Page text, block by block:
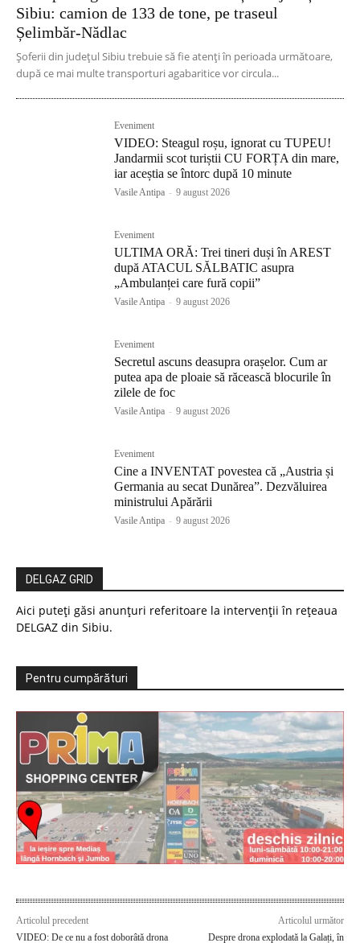
Sibiu: camion de 133 de tone, pe traseul
Șelimbăr-Nădlac
Șoferii din județul Sibiu trebuie să fie atenți în perioada următoare,
după ce mai multe transporturi agabaritice vor circula...
Eveniment
VIDEO: Steagul roșu, ignorat cu TUPEU!
Jandarmii scot turiștii CU FORȚA din mare,
iar aceștia se întorc după 10 minute
Vasile Antipa - 9 august 2026
Eveniment
ULTIMA ORĂ: Trei tineri duși în AREST
după ATACUL SĂLBATIC asupra
„Ambulanței care fură copii”
Vasile Antipa - 9 august 2026
Eveniment
Secretul ascuns deasupra orașelor. Cum ar
putea apa de ploaie să răcească blocurile în
zilele de foc
Vasile Antipa - 9 august 2026
Eveniment
Cine a INVENTAT povestea că „Austria și
Germania au secat Dunărea”. Dezvăluirea
ministrului Apărării
Vasile Antipa - 9 august 2026
DELGAZ GRID
Aici puteți găsi anunțuri referitoare la intervenții în rețeaua
DELGAZ din Sibiu.
Pentru cumpărături
Articolul precedent
VIDEO: De ce nu a fost doborâtă drona
Articolul următor
Despre drona explodată la Galați, în